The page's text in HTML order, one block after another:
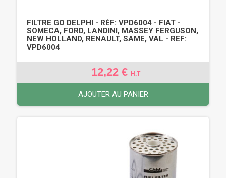
FILTRE GO DELPHI - RÉF: VPD6004 - FIAT -
SOMECA, FORD, LANDINI, MASSEY FERGUSON,
NEW HOLLAND, RENAULT, SAME, VAL - REF:
VPD6004
12,22 € H.T
AJOUTER AU PANIER